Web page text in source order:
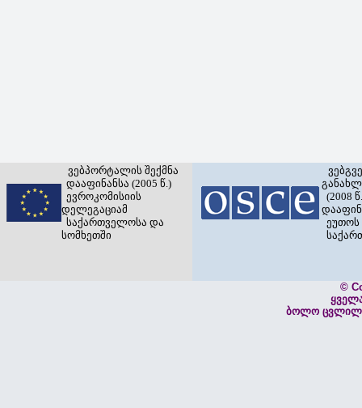
ვებპორტალის შექმნა
დააფინანსა (2005 წ.)
ევროკომისიის
დელეგაციამ
საქართველოსა და
სომხეთში
(2008
ეუთოს
©
ბოლო